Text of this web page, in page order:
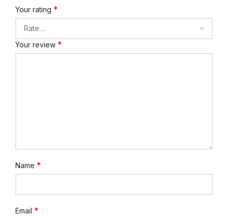
Your rating *
Your review *
Name *
Email *